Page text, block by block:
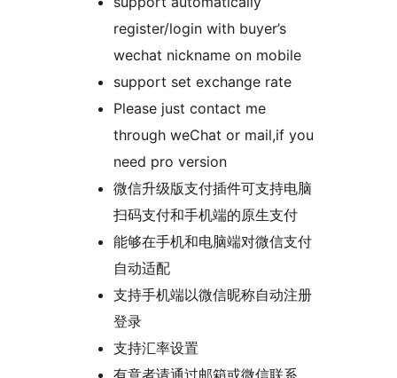
register/login with buyer’s
wechat nickname on mobile
support set exchange rate
Please just contact me
through weChat or mail,if you
need pro version
微信升级版支付插件可支持电脑
扫码支付和手机端的原生支付
能够在手机和电脑端对微信支付
自动适配
支持手机端以微信昵称自动注册
登录
支持汇率设置
有意者请通过邮箱或微信联系